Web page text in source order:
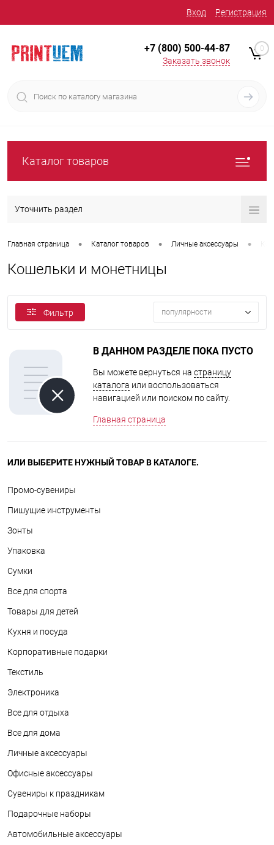
Вход Регистрация
+7 (800) 500-44-87
Заказать звонок
0
Каталог товаров
Уточнить раздел
Главная страница • Каталог товаров • Личные аксессуары •
Кошельки и монетницы
Фильтр популярности
В ДАННОМ РАЗДЕЛЕ ПОКА ПУСТО
Вы можете вернуться на страницу
каталога или воспользоваться
навигацией или поиском по сайту.
Главная страница
ИЛИ ВЫБЕРИТЕ НУЖНЫЙ ТОВАР В КАТАЛОГЕ.
Промо-сувениры
Пишущие инструменты
Зонты
Упаковка
Сумки
Все для спорта
Товары для детей
Кухня и посуда
Корпоративные подарки
Текстиль
Электроника
Все для отдыха
Все для дома
Личные аксессуары
Офисные аксессуары
Сувениры к праздникам
Подарочные наборы
Автомобильные аксессуары